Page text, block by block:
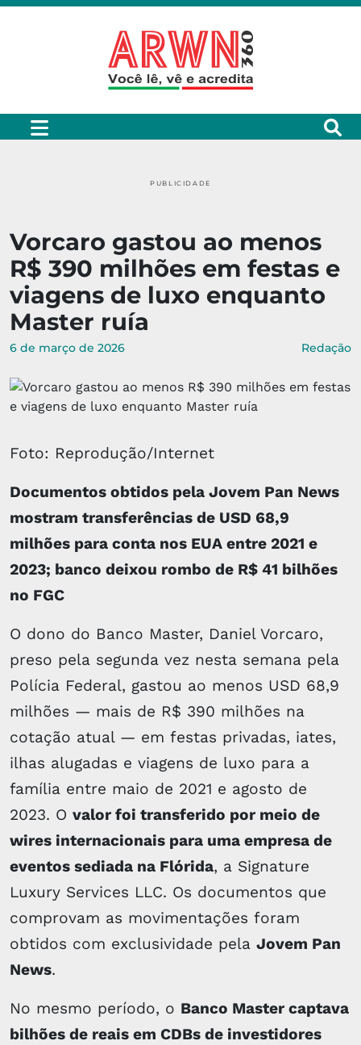
PUBLICIDADE
Vorcaro gastou ao menos
R$ 390 milhões em festas e
viagens de luxo enquanto
Master ruía
6 de março de 2026 Redação
Foto: Reprodução/Internet
Documentos obtidos pela Jovem Pan News
mostram transferências de USD 68,9
milhões para conta nos EUA entre 2021 e
2023; banco deixou rombo de R$ 41 bilhões
no FGC
O dono do Banco Master, Daniel Vorcaro,
preso pela segunda vez nesta semana pela
Polícia Federal, gastou ao menos USD 68,9
milhões — mais de R$ 390 milhões na
cotação atual — em festas privadas, iates,
ilhas alugadas e viagens de luxo para a
família entre maio de 2021 e agosto de
2023. O valor foi transferido por meio de
wires internacionais para uma empresa de
eventos sediada na Flórida, a Signature
Luxury Services LLC. Os documentos que
comprovam as movimentações foram
obtidos com exclusividade pela Jovem Pan
News.
No mesmo período, o Banco Master captava
bilhões de reais em CDBs de investidores